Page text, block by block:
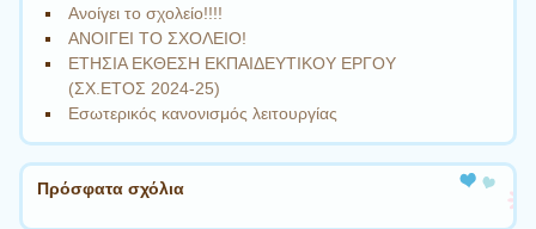
Ανοίγει το σχολείο!!!!
ΑΝΟΙΓΕΙ ΤΟ ΣΧΟΛΕΙΟ!
ΕΤΗΣΙΑ ΕΚΘΕΣΗ ΕΚΠΑΙΔΕΥΤΙΚΟΥ ΕΡΓΟΥ
(ΣΧ.ΕΤΟΣ 2024-25)
Εσωτερικός κανονισμός λειτουργίας
Πρόσφατα σχόλια